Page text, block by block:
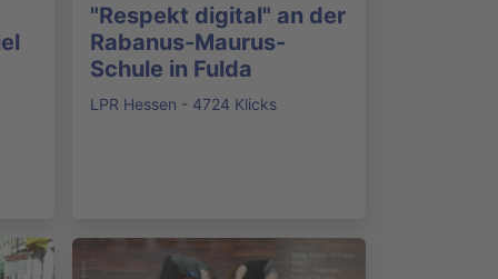
"Respekt digital" an der
Rabanus-Maurus-
Schule in Fulda
LPR Hessen - 4724 Klicks